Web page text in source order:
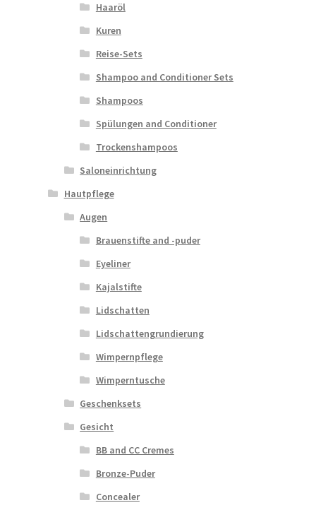
Haaröl
Kuren
Reise-Sets
Shampoo and Conditioner Sets
Shampoos
Spülungen and Conditioner
Trockenshampoos
Saloneinrichtung
Hautpflege
Augen
Brauenstifte and -puder
Eyeliner
Kajalstifte
Lidschatten
Lidschattengrundierung
Wimpernpflege
Wimperntusche
Geschenksets
Gesicht
BB and CC Cremes
Bronze-Puder
Concealer